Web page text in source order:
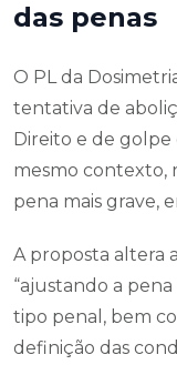
das penas
O PL da
tentativa de
Direito e de
mesmo contexto,
pena mais grave,
A proposta altera
“ajustando a
tipo penal, bem
definição das